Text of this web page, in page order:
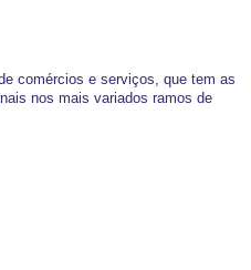
comércios e serviços, que tem as
nos mais variados ramos de